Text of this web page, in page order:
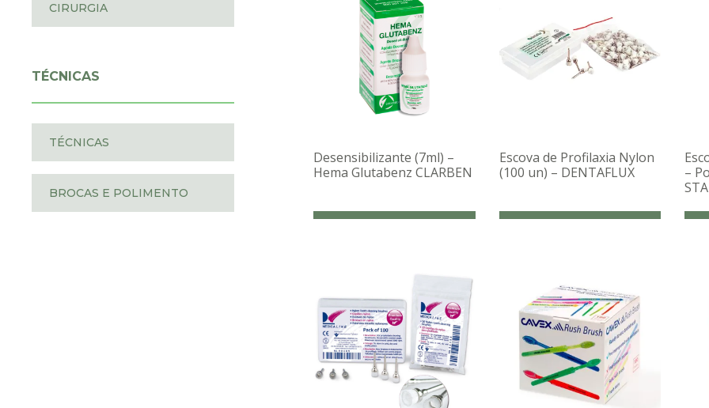
Desensibilizante (7ml) –
Hema Glutabenz CLARBEN
Escova de Profilaxia Nylon
(100 un) – DENTAFLUX
–
CIRURGIA
TÉCNICAS
TÉCNICAS
BROCAS E POLIMENTO